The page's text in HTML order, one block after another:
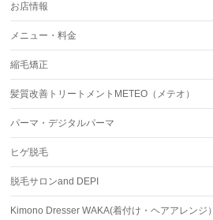
お店情報
メニュー・料金
縮毛矯正
髪質改善トリートメントMETEO（メテオ）
パーマ・デジタルパーマ
ヒゲ脱毛
脱毛サロンand DEPI
Kimono Dresser WAKA(着付け・ヘアアレンジ）